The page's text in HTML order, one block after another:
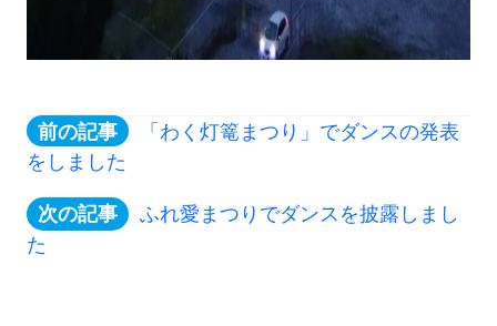
「わく灯篭まつり」でダンスの発表
をしました
ふれ愛まつりでダンスを披露しまし
た